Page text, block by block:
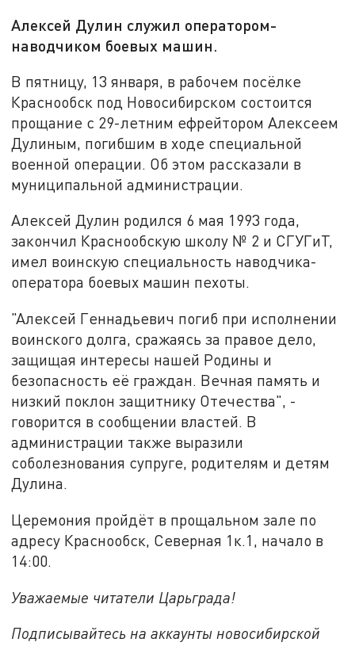
Алексей Дулин служил оператором-
наводчиком боевых машин.
В пятницу, 13 января, в рабочем посёлке
Краснообск под Новосибирском состоится
прощание с 29-летним ефрейтором Алексеем
Дулиным, погибшим в ходе специальной
военной операции. Об этом рассказали в
муниципальной администрации.
Алексей Дулин родился 6 мая 1993 года,
закончил Краснообскую школу № 2 и СГУГиТ,
имел воинскую специальность наводчика-
оператора боевых машин пехоты.
"Алексей Геннадьевич погиб при исполнении
воинского долга, сражаясь за правое дело,
защищая интересы нашей Родины и
безопасность её граждан. Вечная память и
низкий поклон защитнику Отечества", -
говорится в сообщении властей. В
администрации также выразили
соболезнования супруге, родителям и детям
Дулина.
Церемония пройдёт в прощальном зале по
адресу Краснообск, Северная 1к.1, начало в
14:00.
Уважаемые читатели Царьграда!
Подписывайтесь на аккаунты новосибирской